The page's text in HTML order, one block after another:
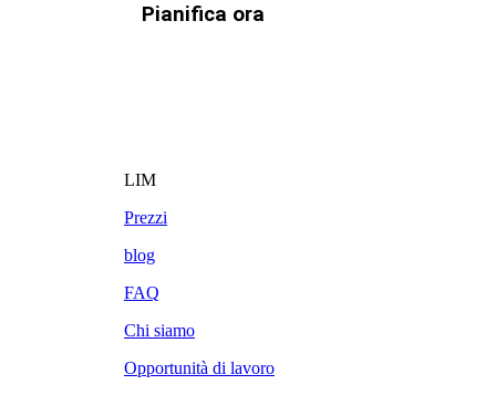
Pianifica ora
LIM
Prezzi
blog
FAQ
Chi siamo
Opportunità di lavoro